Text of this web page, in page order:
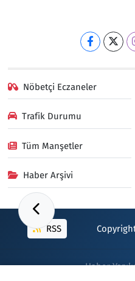
Nöbetçi Eczaneler
Trafik Durumu
Tüm Manşetler
Haber Arşivi
RSS
Haber